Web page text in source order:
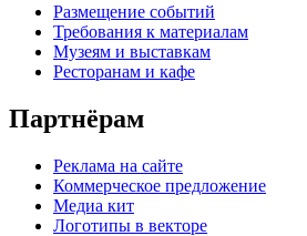
Размещение событий
Требования к материалам
Музеям и выставкам
Ресторанам и кафе
Партнёрам
Реклама на сайте
Коммерческое предложение
Медиа кит
Логотипы в векторе